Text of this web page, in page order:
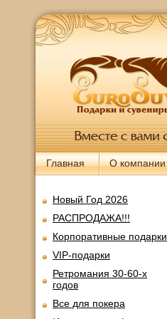
Главная О компании
Новый Год 2026
РАСПРОДАЖА!!!
Корпоративные подарки
VIP-подарки
Ретромания 30-60-х
годов
Все для покера